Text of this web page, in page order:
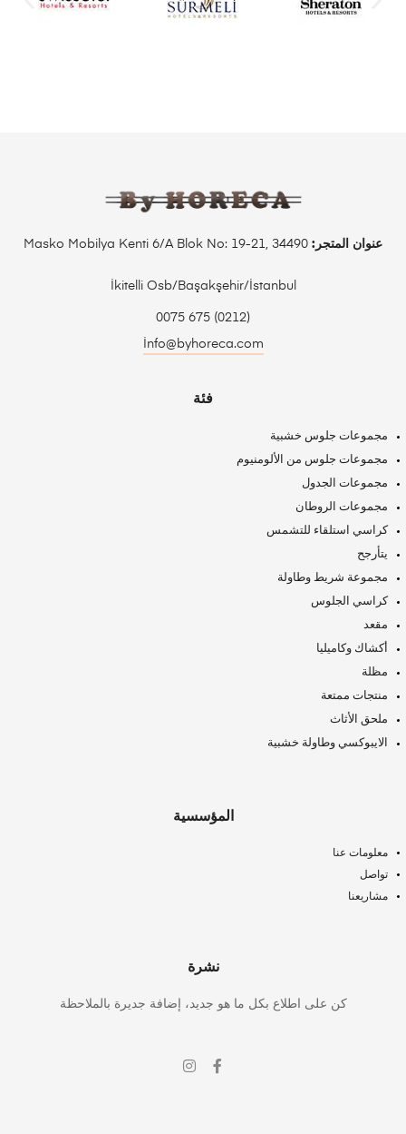
عنوان المتجر:
İkitelli Osb/Başakşehir/İstanbul
(0212) 675 0075
İnfo@byhoreca.com
فئة
مجموعات جلوس خشبية
مجموعات جلوس من الألومنيوم
مجموعات الجدول
مجموعات الروطان
كراسي استلقاء للتشمس
يتأرجح
مجموعة شريط وطاولة
كراسي الجلوس
مقعد
أكشاك وكاميليا
مظلة
منتجات ممتعة
ملحق الأثاث
الايبوكسي وطاولة خشبية
المؤسسية
معلومات عنا
تواصل
مشاريعنا
نشرة
كن على اطلاع بكل ما هو جديد، إضافة جديرة بالملاحظة